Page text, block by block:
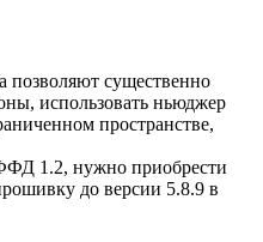
позволяют существенно
использовать ньюджер
пространстве,
1.2, нужно приобрести
до версии 5.8.9 в